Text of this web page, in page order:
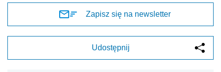
Zapisz się na newsletter
Udostępnij